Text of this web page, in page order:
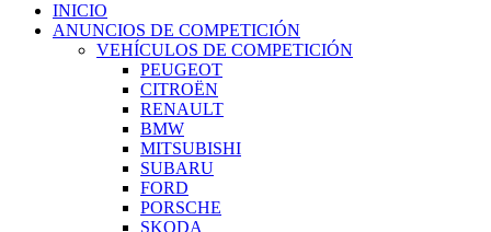
INICIO
ANUNCIOS DE COMPETICIÓN
VEHÍCULOS DE COMPETICIÓN
PEUGEOT
CITROËN
RENAULT
BMW
MITSUBISHI
SUBARU
FORD
PORSCHE
SKODA